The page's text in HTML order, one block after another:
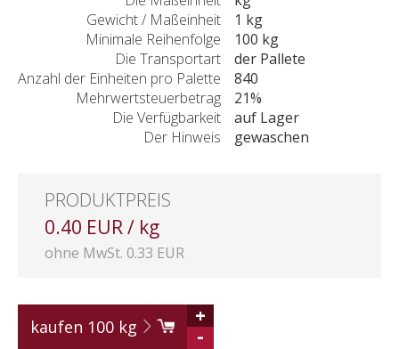
Gewicht / Maßeinheit
1 kg
Minimale Reihenfolge
100 kg
Die Transportart
der Pallete
Anzahl der Einheiten pro Palette
840
Mehrwertsteuerbetrag
21%
Die Verfügbarkeit
auf Lager
Der Hinweis
gewaschen
PRODUKTPREIS
0.40 EUR / kg
ohne MwSt. 0.33 EUR
kaufen 100 kg
+
-